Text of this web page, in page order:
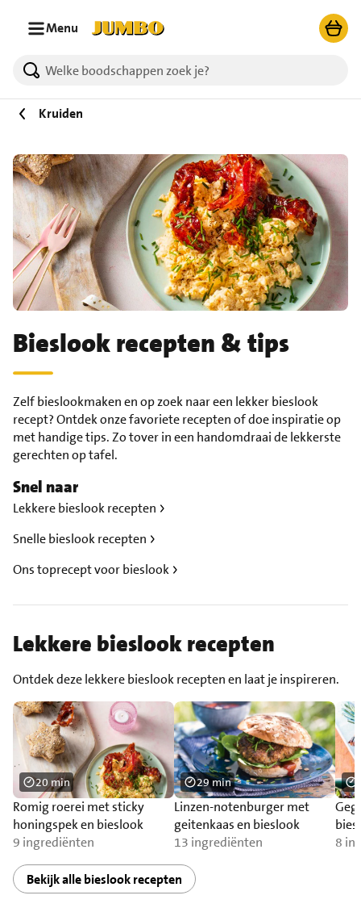
Menu
Kruiden
Bieslook recepten & tips
Zelf bieslookmaken en op zoek naar een lekker bieslook
recept? Ontdek onze favoriete recepten of doe inspiratie op
met handige tips. Zo tover in een handomdraai de lekkerste
gerechten op tafel.
Snel naar
Lekkere bieslook recepten
Snelle bieslook recepten
Ons toprecept voor bieslook
Lekkere bieslook recepten
Ontdek deze lekkere bieslook recepten en laat je inspireren.
Romig roerei met sticky
honingspek en bieslook
9 ingrediënten
20 min
Linzen-notenburger met
geitenkaas en bieslook
13 ingrediënten
29 min
8
Bekijk alle bieslook recepten